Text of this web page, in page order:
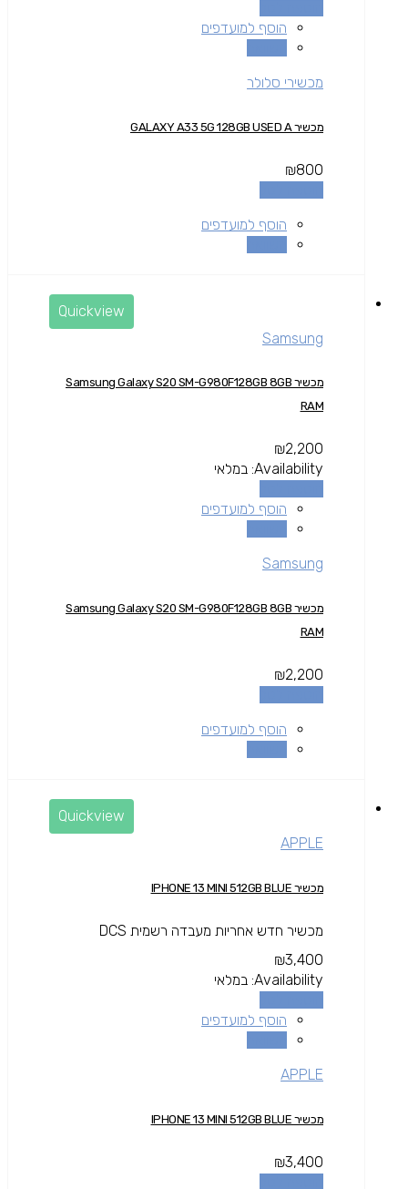
הוסף למועדפים
מכשירי סלולר
מכשיר GALAXY A33 5G 128GB USED A
₪800
הוסף למועדפים
Quickview
Samsung
מכשיר Samsung Galaxy S20 SM-G980F128GB 8GB
RAM
₪2,200
Availability: במלאי
הוסף למועדפים
Samsung
מכשיר Samsung Galaxy S20 SM-G980F128GB 8GB
RAM
₪2,200
הוסף למועדפים
Quickview
APPLE
מכשיר IPHONE 13 MINI 512GB BLUE
מכשיר חדש אחריות מעבדה רשמית DCS
₪3,400
Availability: במלאי
הוסף למועדפים
APPLE
מכשיר IPHONE 13 MINI 512GB BLUE
₪3,400